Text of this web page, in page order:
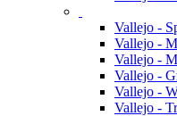
Vallejo -
Vallejo -
Vallejo -
Vallejo -
Vallejo -
Vallejo -